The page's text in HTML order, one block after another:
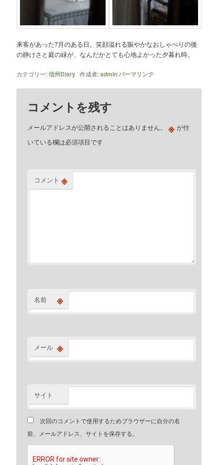
来客があった7月のある日。笑顔溢れる賑やかなおしゃべりの後
の静けさと庭の緑が、なんだかとても心地よかった夕暮れ時。
カテゴリー:信州Diary 作成者:adminパーマリンク
コメントを残す
メールアドレスが公開されることはありません。 ※ が付
いている欄は必須項目です
コメント ※
名前 ※
メール ※
サイト
次回のコメントで使用するためブラウザーに自分の名
前、メールアドレス、サイトを保存する。